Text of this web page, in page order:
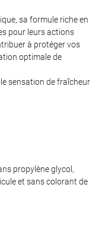
commerciales à
à tout moment en
sa formule riche en
pour leurs actions
à protéger vos
optimale de
sensation de fraîcheur
propylène glycol,
et sans colorant de